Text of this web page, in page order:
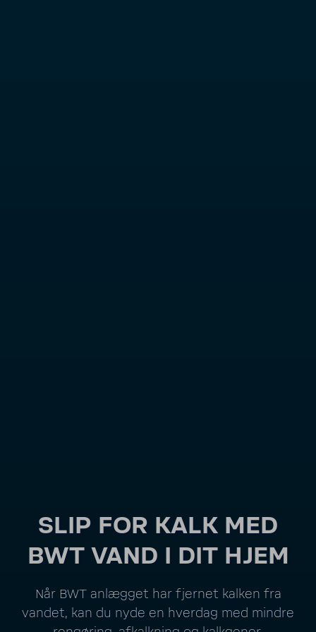
SLIP FOR KALK MED
BWT VAND I DIT HJEM
Når BWT anlægget har fjernet kalken fra
vandet, kan du nyde en hverdag med mindre